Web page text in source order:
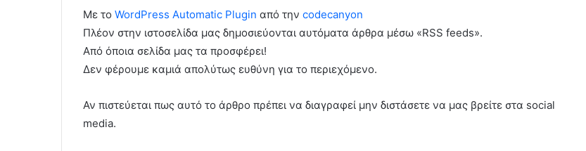
Με το WordPress Automatic Plugin από την codecanyon
Πλέον στην ιστοσελίδα μας δημοσιεύονται αυτόματα άρθρα μέσω «RSS feeds».
Από όποια σελίδα μας τα προσφέρει!
Δεν φέρουμε καμιά απολύτως ευθύνη για το περιεχόμενο.
Αν πιστεύεται πως αυτό το άρθρο πρέπει να διαγραφεί μην διστάσετε να μας βρείτε στα social
media.